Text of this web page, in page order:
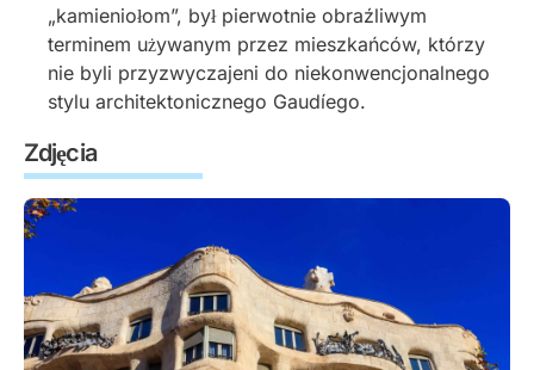
„kamieniołom”, był pierwotnie obraźliwym
terminem używanym przez mieszkańców, którzy
nie byli przyzwyczajeni do niekonwencjonalnego
stylu architektonicznego Gaudíego.
Zdjęcia